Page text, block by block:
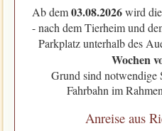
Ab dem03.08.2026wird die
- nach dem Tierheim und
Parkplatz unterhalb des
Wochen
Grund sind notwendige
Fahrbahn im
Anreise aus